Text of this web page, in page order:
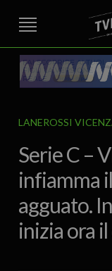
STREET TG
AREA BERICA
EDITORIALE ITALIA E
SPORT
IL GRAFFIO
LANEROSSI
Serie C –
infiamma
agguato.
inizia ora